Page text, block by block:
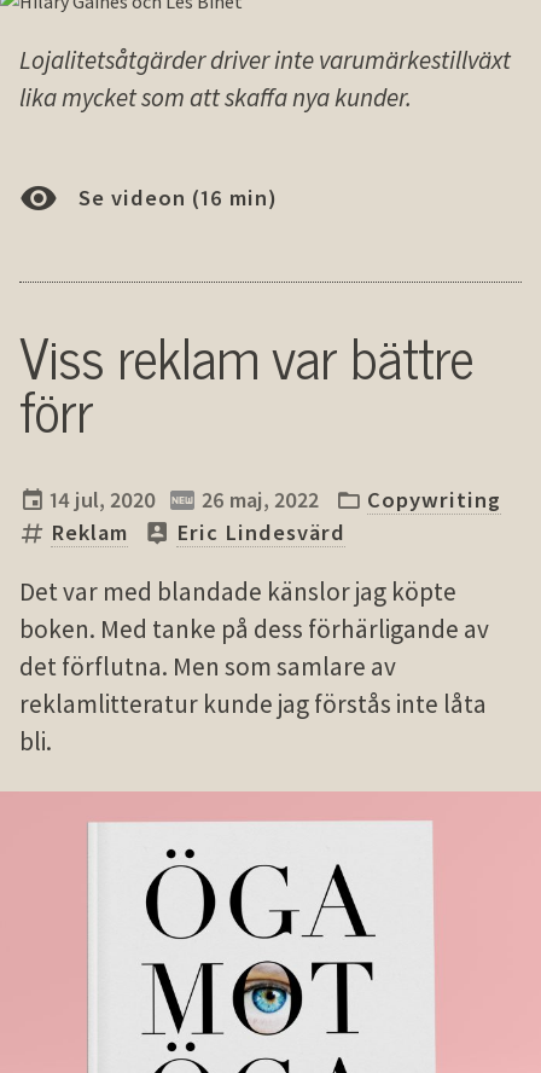
Lojalitetsåtgärder driver inte varumärkestillväxt
lika mycket som att skaffa nya kunder.
Se videon (16 min)
Viss reklam var bättre
förr
14 jul, 2020 26 maj, 2022
Copywriting
Reklam
Eric Lindesvärd
Det var med blandade känslor jag köpte
boken. Med tanke på dess förhärligande av
det förflutna. Men som samlare av
reklamlitteratur kunde jag förstås inte låta
bli.